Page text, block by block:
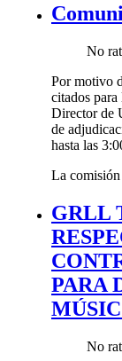
No
Por motivo
citados para
Director de
de
hasta las
La comisión
GRLL
PARA
No